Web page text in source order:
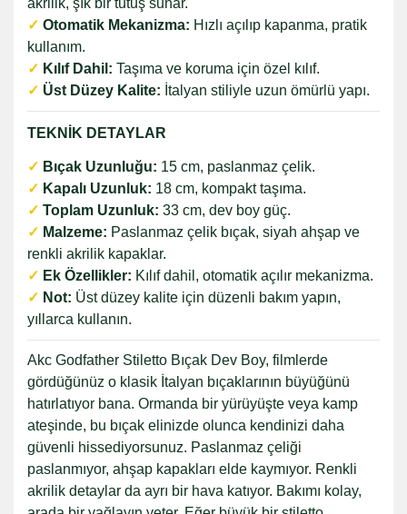
akrilik, şık bir tutuş sunar.
✓ Otomatik Mekanizma: Hızlı açılıp kapanma, pratik
kullanım.
✓ Kılıf Dahil: Taşıma ve koruma için özel kılıf.
✓ Üst Düzey Kalite: İtalyan stiliyle uzun ömürlü yapı.
TEKNİK DETAYLAR
✓ Bıçak Uzunluğu: 15 cm, paslanmaz çelik.
✓ Kapalı Uzunluk: 18 cm, kompakt taşıma.
✓ Toplam Uzunluk: 33 cm, dev boy güç.
✓ Malzeme: Paslanmaz çelik bıçak, siyah ahşap ve
renkli akrilik kapaklar.
✓ Ek Özellikler: Kılıf dahil, otomatik açılır mekanizma.
✓ Not: Üst düzey kalite için düzenli bakım yapın,
yıllarca kullanın.
Akc Godfather Stiletto Bıçak Dev Boy, filmlerde
gördüğünüz o klasik İtalyan bıçaklarının büyüğünü
hatırlatıyor bana. Ormanda bir yürüyüşte veya kamp
ateşinde, bu bıçak elinizde olunca kendinizi daha
güvenli hissediyorsunuz. Paslanmaz çeliği
paslanmıyor, ahşap kapakları elde kaymıyor. Renkli
akrilik detaylar da ayrı bir hava katıyor. Bakımı kolay,